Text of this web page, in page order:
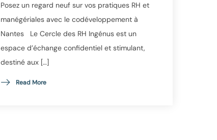
Posez un regard neuf sur vos pratiques RH et
manégériales avec le codéveloppement à
Nantes Le Cercle des RH Ingénus est un
espace d’échange confidentiel et stimulant,
destiné aux […]
Read More